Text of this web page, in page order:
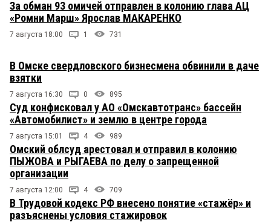
За обман 93 омичей отправлен в колонию глава АЦ
«Ромни Марш» Ярослав МАКАРЕНКО
7 августа 18:00 1 731
В Омске свердловского бизнесмена обвинили в даче
взятки
7 августа 16:30 0 895
Суд конфисковал у АО «Омскавтотранс» бассейн
«Автомобилист» и землю в центре города
7 августа 15:01 4 989
Омский облсуд арестовал и отправил в колонию
ПЫЖОВА и РЫГАЕВА по делу о запрещенной
организации
7 августа 12:00 4 709
В Трудовой кодекс РФ внесено понятие «стажёр» и
разъяснены условия стажировок